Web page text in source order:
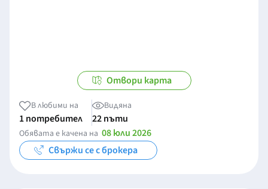
Отвори карта
В любими на
1 потребител
Видяна
22 пъти
Обявата е качена на 08 юли 2026
Свържи се с брокера